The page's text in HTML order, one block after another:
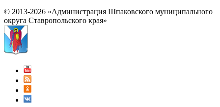
© 2013-2026 «Администрация Шпаковского муниципального
округа Ставропольского края»